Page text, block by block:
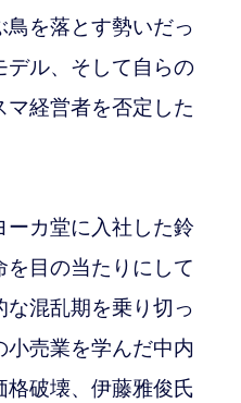
を落とす勢いだっ
デル、そして自らの
経営者を否定した
カ堂に入社した鈴
目の当たりにして
混乱期を乗り切っ
売業を学んだ中内
破壊、伊藤雅俊氏